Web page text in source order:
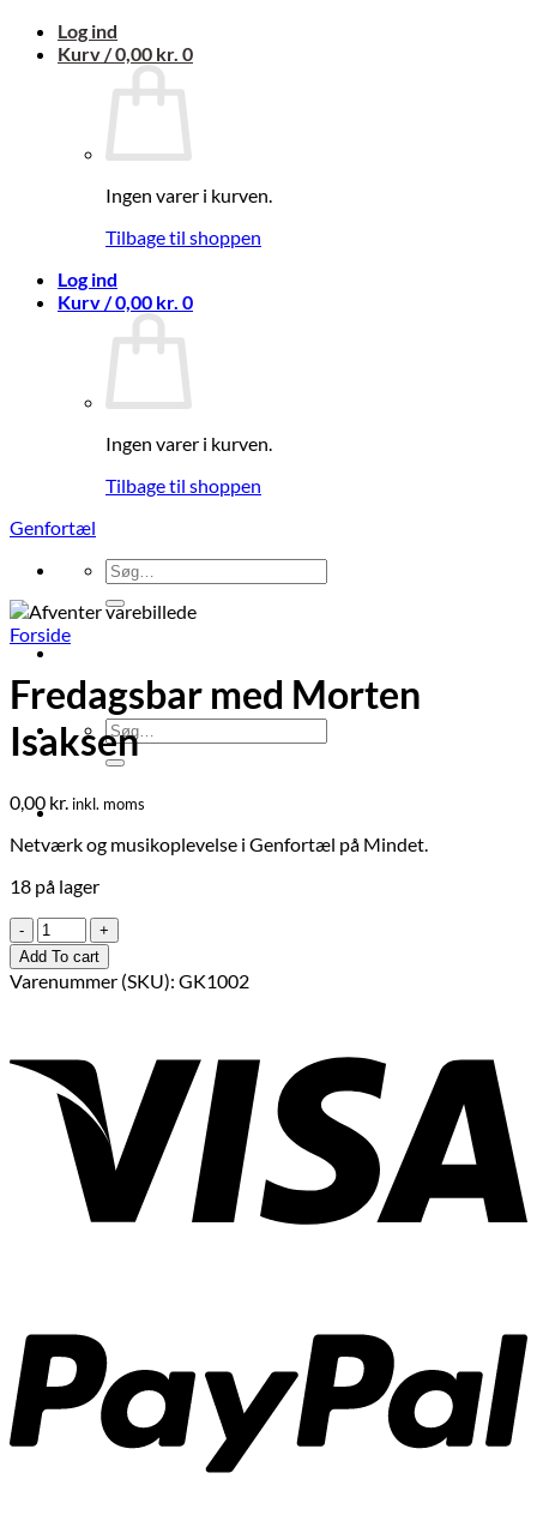
FortsætLog ind
Kurv /0,00 kr. 0
Ingen varer i kurven.
Tilbage til shoppen
Log ind
Kurv /0,00 kr. 0
Ingen varer i kurven.
Tilbage til shoppen
Genfortæl
Søg
efter:
Søg
efter:
Forside
Fredagsbar med Morten
Isaksen
0,00 kr. inkl. moms
Netværk og musikoplevelse i Genfortæl på Mindet.
18 på lager
Fredagsbar
med
Morten
Isaksen
Add To cart
Varenummer (SKU): GK1002